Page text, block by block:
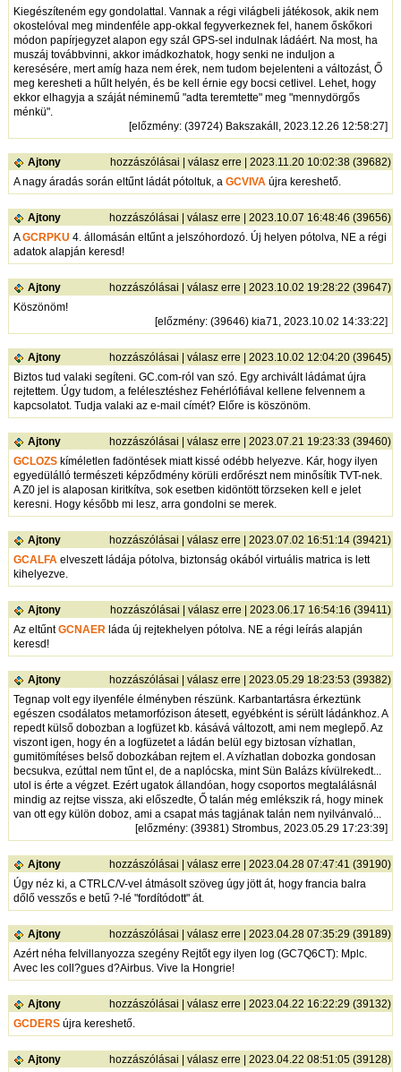
Kiegészíteném egy gondolattal. Vannak a régi világbeli játékosok, akik nem
okostelóval meg mindenféle app-okkal fegyverkeznek fel, hanem őskőkori
módon papírjegyzet alapon egy szál GPS-sel indulnak ládáért. Na most, ha
muszáj továbbvinni, akkor imádkozhatok, hogy senki ne induljon a
keresésére, mert amíg haza nem érek, nem tudom bejelenteni a változást, Ő
meg keresheti a hűlt helyén, és be kell érnie egy bocsi cetlivel. Lehet, hogy
ekkor elhagyja a száját néminemű "adta teremtette" meg "mennydörgős
ménkü".
[előzmény: (39724) Bakszakáll, 2023.12.26 12:58:27]
Ajtony hozzászólásai |válasz erre | 2023.11.20 10:02:38 (39682)
A nagy áradás során eltűnt ládát pótoltuk, aGCVIVA újra kereshető.
Ajtony hozzászólásai |válasz erre | 2023.10.07 16:48:46 (39656)
AGCRPKU 4. állomásán eltűnt a jelszóhordozó. Új helyen pótolva, NE a régi
adatok alapján keresd!
Ajtony hozzászólásai |válasz erre | 2023.10.02 19:28:22 (39647)
Köszönöm!
[előzmény: (39646) kia71, 2023.10.02 14:33:22]
Ajtony hozzászólásai |válasz erre | 2023.10.02 12:04:20 (39645)
Biztos tud valaki segíteni. GC.com-ról van szó. Egy archivált ládámat újra
rejtettem. Úgy tudom, a felélesztéshez Fehérlófiával kellene felvennem a
kapcsolatot. Tudja valaki az e-mail címét? Előre is köszönöm.
Ajtony hozzászólásai |válasz erre | 2023.07.21 19:23:33 (39460)
GCLOZS kíméletlen fadöntések miatt kissé odébb helyezve. Kár, hogy ilyen
egyedülálló természeti képződmény körüli erdőrészt nem minősítik TVT-nek.
A Z0 jel is alaposan kiritkítva, sok esetben kidöntött törzseken kell e jelet
keresni. Hogy később mi lesz, arra gondolni se merek.
Ajtony hozzászólásai |válasz erre | 2023.07.02 16:51:14 (39421)
GCALFA elveszett ládája pótolva, biztonság okából virtuális matrica is lett
kihelyezve.
Ajtony hozzászólásai |válasz erre | 2023.06.17 16:54:16 (39411)
Az eltűntGCNAER láda új rejtekhelyen pótolva. NE a régi leírás alapján
keresd!
Ajtony hozzászólásai |válasz erre | 2023.05.29 18:23:53 (39382)
Tegnap volt egy ilyenféle élményben részünk. Karbantartásra érkeztünk
egészen csodálatos metamorfózison átesett, egyébként is sérült ládánkhoz. A
repedt külső dobozban a logfüzet kb. kásává változott, ami nem meglepő. Az
viszont igen, hogy én a logfüzetet a ládán belül egy biztosan vízhatlan,
gumitömítéses belső dobozkában rejtem el. A vízhatlan dobozka gondosan
becsukva, ezúttal nem tűnt el, de a naplócska, mint Sün Balázs kívülrekedt...
utol is érte a végzet. Ezért ugatok állandóan, hogy csoportos megtalálásnál
mindig az rejtse vissza, aki előszedte, Ő talán még emlékszik rá, hogy minek
van ott egy külön doboz, ami a csapat más tagjának talán nem nyilvánvaló...
[előzmény: (39381) Strombus, 2023.05.29 17:23:39]
Ajtony hozzászólásai |válasz erre | 2023.04.28 07:47:41 (39190)
Úgy néz ki, a CTRLC/V-vel átmásolt szöveg úgy jött át, hogy francia balra
dőlő vesszős e betű ?-lé "fordítódott" át.
Ajtony hozzászólásai |válasz erre | 2023.04.28 07:35:29 (39189)
Azért néha felvillanyozza szegény Rejtőt egy ilyen log (GC7Q6CT): Mplc.
Avec les coll?gues d?Airbus. Vive la Hongrie!
Ajtony hozzászólásai |válasz erre | 2023.04.22 16:22:29 (39132)
GCDERS újra kereshető.
Ajtony hozzászólásai |válasz erre | 2023.04.22 08:51:05 (39128)